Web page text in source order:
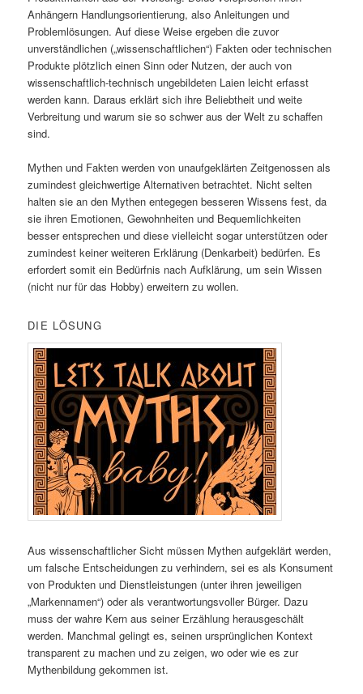
Anhängern Handlungsorientierung, also Anleitungen und
Problemlösungen. Auf diese Weise ergeben die zuvor
unverständlichen („wissenschaftlichen“) Fakten oder technischen
Produkte plötzlich einen Sinn oder Nutzen, der auch von
wissenschaftlich-technisch ungebildeten Laien leicht erfasst
werden kann. Daraus erklärt sich ihre Beliebtheit und weite
Verbreitung und warum sie so schwer aus der Welt zu schaffen
sind.
Mythen und Fakten werden von unaufgeklärten Zeitgenossen als
zumindest gleichwertige Alternativen betrachtet. Nicht selten
halten sie an den Mythen entegegen besseren Wissens fest, da
sie ihren Emotionen, Gewohnheiten und Bequemlichkeiten
besser entsprechen und diese vielleicht sogar unterstützen oder
zumindest keiner weiteren Erklärung (Denkarbeit) bedürfen. Es
erfordert somit ein Bedürfnis nach Aufklärung, um sein Wissen
(nicht nur für das Hobby) erweitern zu wollen.
DIE LÖSUNG
Aus wissenschaftlicher Sicht müssen Mythen aufgeklärt werden,
um falsche Entscheidungen zu verhindern, sei es als Konsument
von Produkten und Dienstleistungen (unter ihren jeweiligen
„Markennamen“) oder als verantwortungsvoller Bürger. Dazu
muss der wahre Kern aus seiner Erzählung herausgeschält
werden. Manchmal gelingt es, seinen ursprünglichen Kontext
transparent zu machen und zu zeigen, wo oder wie es zur
Mythenbildung gekommen ist.